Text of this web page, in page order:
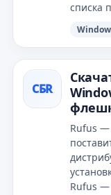
списка
СБR
Rufus —
Rufus —